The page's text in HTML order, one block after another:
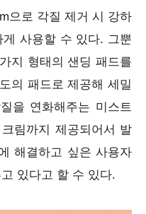
으로 각질 제거 시 강하
사용할 수 있다. 그뿐
지 형태의 샌딩 패드를
의 패드로 제공해 세밀
을 연화해주는 미스트
림까지 제공되어서 발
해결하고 싶은 사용자
있다고 할 수 있다.